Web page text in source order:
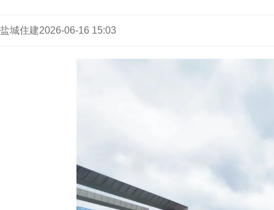
盐城住建2026-06-16 15:03